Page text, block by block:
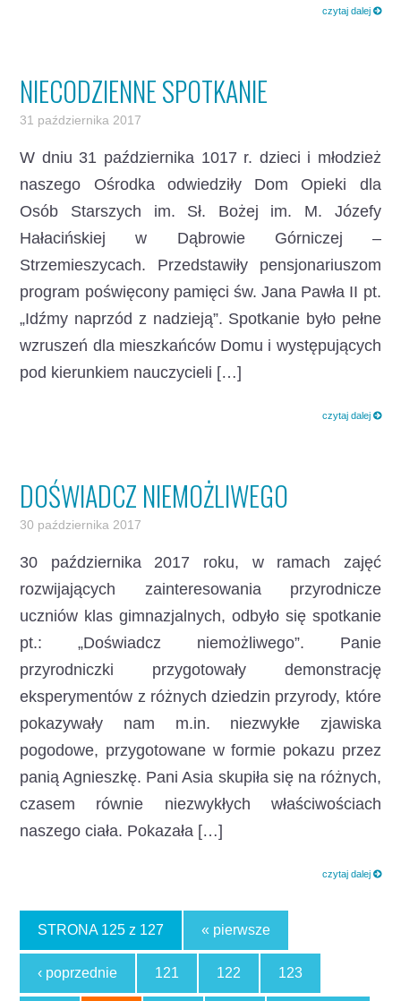
czytaj dalej
NIECODZIENNE SPOTKANIE
31 października 2017
W dniu 31 października 1017 r. dzieci i młodzież
naszego Ośrodka odwiedziły Dom Opieki dla
Osób Starszych im. Sł. Bożej im. M. Józefy
Hałacińskiej w Dąbrowie Górniczej –
Strzemieszycach. Przedstawiły pensjonariuszom
program poświęcony pamięci św. Jana Pawła II pt.
„Idźmy naprzód z nadzieją”. Spotkanie było pełne
wzruszeń dla mieszkańców Domu i występujących
pod kierunkiem nauczycieli […]
czytaj dalej
DOŚWIADCZ NIEMOŻLIWEGO
30 października 2017
30 października 2017 roku, w ramach zajęć
rozwijających zainteresowania przyrodnicze
uczniów klas gimnazjalnych, odbyło się spotkanie
pt.: „Doświadcz niemożliwego”. Panie
przyrodniczki przygotowały demonstrację
eksperymentów z różnych dziedzin przyrody, które
pokazywały nam m.in. niezwykłe zjawiska
pogodowe, przygotowane w formie pokazu przez
panią Agnieszkę. Pani Asia skupiła się na różnych,
czasem równie niezwykłych właściwościach
naszego ciała. Pokazała […]
czytaj dalej
STRONA 125 z 127 « pierwsze
‹ poprzednie 121 122 123